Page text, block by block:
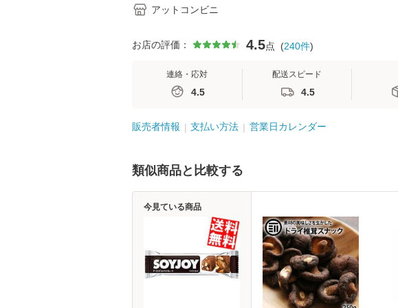
アットコンビニ
お店の評価： 4.5点 (240件)
連絡・応対
4.5
配送スピード
4.5
販売者情報 支払い方法 営業日カレンダー
類似商品と比較する
今見ている商品